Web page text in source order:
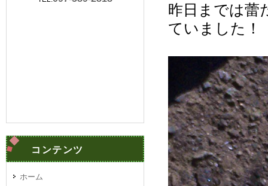
昨日までは蕾
ていました！
コンテンツ
ホーム